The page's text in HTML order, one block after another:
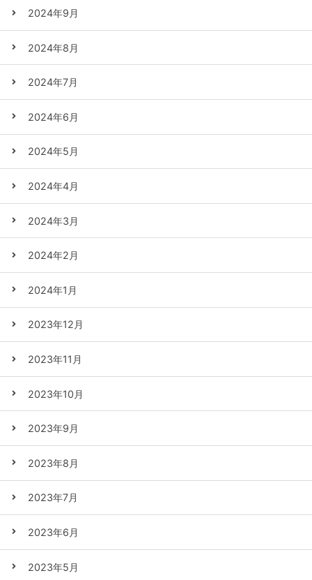
2024年9月
2024年8月
2024年7月
2024年6月
2024年5月
2024年4月
2024年3月
2024年2月
2024年1月
2023年12月
2023年11月
2023年10月
2023年9月
2023年8月
2023年7月
2023年6月
2023年5月